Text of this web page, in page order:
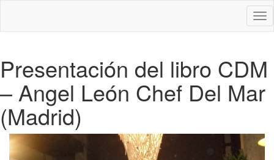
Presentación del libro CDM
– Angel León Chef Del Mar
(Madrid)